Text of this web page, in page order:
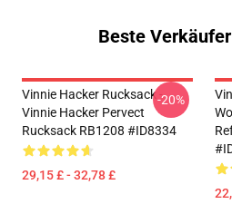
Beste
Vinnie Hacker Rucksack -
Vinnie Hacker Pervect
Rucksack RB1208 #ID8334
29,15 £ - 32,78 £
-20%